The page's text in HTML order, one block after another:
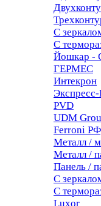
С
С
Йошкар -
ГЕРМЕС
Интекрон
PVD
UDM
Ferroni
Металл /
Металл /
Панель /
С
С
Luxor